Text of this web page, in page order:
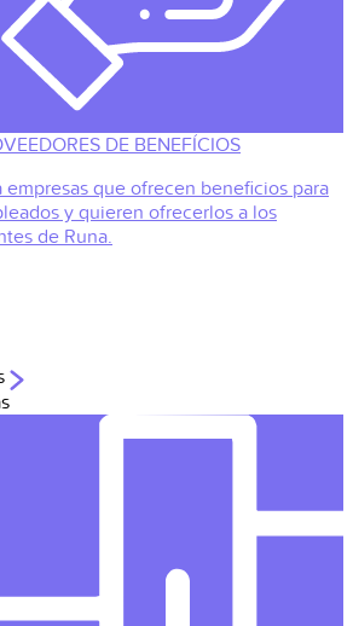
DE BENEFÍCIOS
empresas que ofrecen beneficios para
y quieren ofrecerlos a los
de Runa.